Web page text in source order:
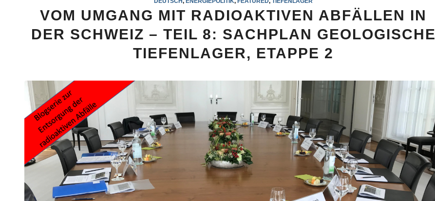
VOM UMGANG MIT RADIOAKTIVEN ABFÄLLEN IN
DER SCHWEIZ – TEIL 8: SACHPLAN GEOLOGISCHE
TIEFENLAGER, ETAPPE 2